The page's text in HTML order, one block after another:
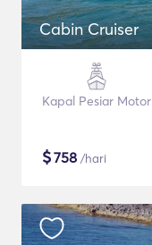
Cabin Cruiser
Kapal Pesiar Motor
$758 /hari